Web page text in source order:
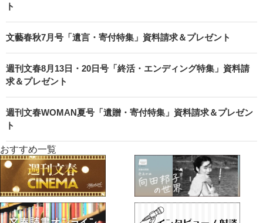
ト
文藝春秋7月号「遺言・寄付特集」資料請求＆プレゼント
週刊文春8月13日・20日号「終活・エンディング特集」資料請
求＆プレゼント
週刊文春WOMAN夏号「遺贈・寄付特集」資料請求＆プレゼン
ト
おすすめ一覧